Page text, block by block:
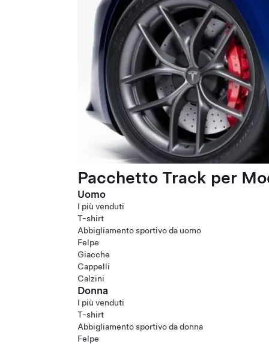
Pacchetto Track per
Uomo
I più venduti
T-shirt
Abbigliamento sportivo da uomo
Felpe
Giacche
Cappelli
Calzini
Donna
I più venduti
T-shirt
Abbigliamento sportivo da donna
Felpe